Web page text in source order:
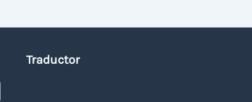
Traductor